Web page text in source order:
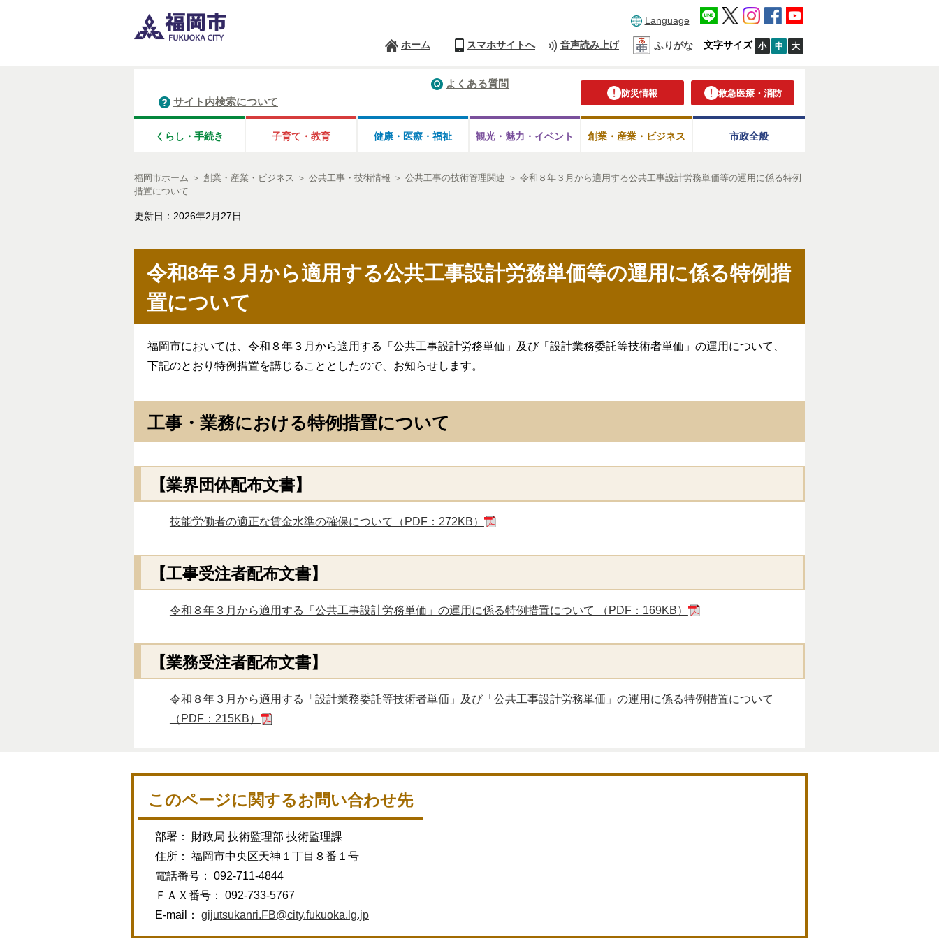
Language
ホーム スマホサイトへ 音声読み上げ ふりがな 文字サイズ 小 中 大
防災情報 救急医療・消防
よくある質問
サイト内検索について
くらし・手続き 子育て・教育 健康・医療・ 福祉 観光・魅力・ イベント 創業・産業・ビジネス 市政全般
福岡市ホーム ＞ 創業・産業・ビジネス ＞ 公共工事・技術情報 ＞ 公共工事の技術管理関連 ＞ 令和８年３月から適用する公共工事設計労務単価等の運用に係る特例
措置について
更新日：2026年2月27日
令和8年３月から適用する公共工事設計労務単価等の運用に係る特例措
置について
福岡市においては、令和８年３月から適用する「公共工事設計労務単価」及び「設計業務委託等技術者単価」の運用について、
下記のとおり特例措置を講じることとしたので、お知らせします。
工事・業務における特例措置について
【業界団体配布文書】
技能労働者の適正な賃金水準の確保について（PDF：272KB）
【工事受注者配布文書】
令和８年３月から適用する「公共工事設計労務単価」の運用に係る特例措置について （PDF：169KB）
【業務受注者配布文書】
令和８年３月から適用する「設計業務委託等技術者単価」及び「公共工事設計労務単価」の運用に係る特例措置について
（PDF：215KB）
このページに関するお問い合わせ先
部署： 財政局 技術監理部 技術監理課
住所： 福岡市中央区天神１丁目８番１号
電話番号： 092-711-4844
ＦＡＸ番号： 092-733-5767
E-mail： gijutsukanri.FB@city.fukuoka.lg.jp